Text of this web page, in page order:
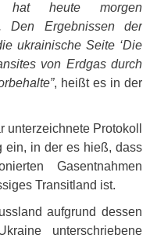
hat heute morgen
Den Ergebnissen der
ukrainische Seite ‘Die
von Erdgas durch
, heißt es in der
unterzeichnete Protokoll
ein, in der es hieß, dass
Gasentnahmen
Transitland ist.
aufgrund dessen
unterschriebene